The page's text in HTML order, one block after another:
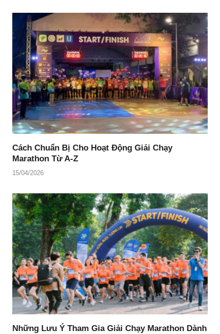
Cách Chuẩn Bị Cho Hoạt Động Giải Chạy
Marathon Từ A-Z
15/04/2026
Những Lưu Ý Tham Gia Giải Chạy Marathon Dành